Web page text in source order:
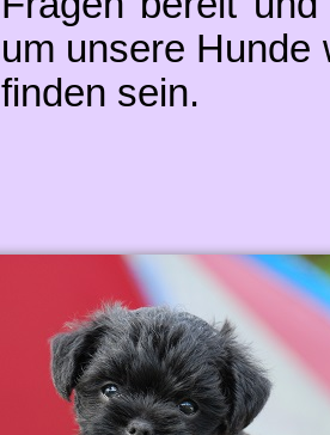
um unsere Hunde
finden sein.